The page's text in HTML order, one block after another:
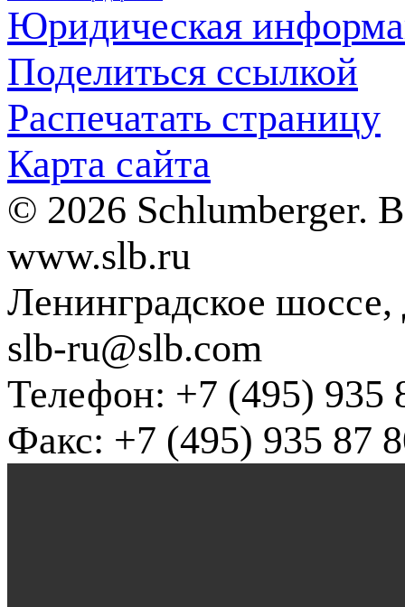
Юридическая
Поделиться ссылкой
Распечатать страницу
Карта сайта
© 2026 Schlumberger.
www.slb.ru
Ленинградское
slb-ru@slb.com
Телефон: +7 (495) 935
Факс: +7 (495) 935 87